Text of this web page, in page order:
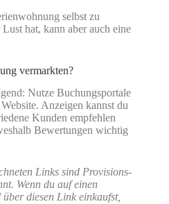
selbst zu
hat, kann aber auch eine
vermarkten?
Nutze Buchungsportale
Anzeigen kannst du
Kunden empfehlen
Bewertungen wichtig
Links sind Provisions-
Wenn du auf einen
diesen Link einkaufst,